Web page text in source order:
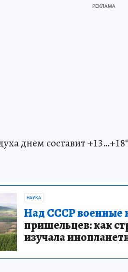
днем составит
НАУКА
Над СССР военные
пришельцев: как
изучала